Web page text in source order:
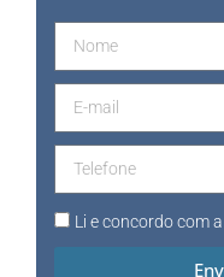
Li e concordo com a